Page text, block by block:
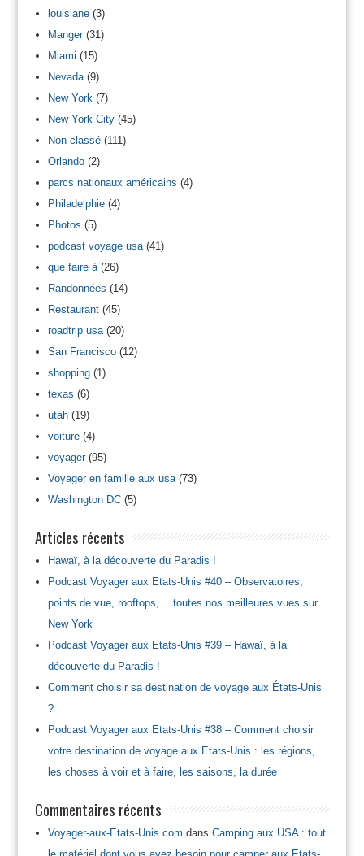
louisiane(3)
Manger(31)
Miami (15)
Nevada(9)
New York (7)
New York City(45)
Non classé(111)
Orlando(2)
parcs nationaux américains (4)
Philadelphie(4)
Photos (5)
podcast voyage usa(41)
que faire à(26)
Randonnées (14)
Restaurant(45)
roadtrip usa(20)
San Francisco(12)
shopping(1)
texas (6)
utah(19)
voiture(4)
voyager(95)
Voyager en famille aux usa(73)
Washington DC(5)
Articles récents
Hawaï, à la découverte du Paradis !
Podcast Voyager aux Etats-Unis #40 – Observatoires,
points de vue, rooftops,… toutes nos meilleures vues sur
New York
Podcast Voyager aux Etats-Unis #39 – Hawaï, à la
découverte du Paradis !
Comment choisir sa destination de voyage aux États-Unis
?
Podcast Voyager aux Etats-Unis #38 – Comment choisir
votre destination de voyage aux Etats-Unis : les régions,
les choses à voir et à faire, les saisons, la durée
Commentaires récents
Voyager-aux-Etats-Unis.com dans Camping aux USA : tout